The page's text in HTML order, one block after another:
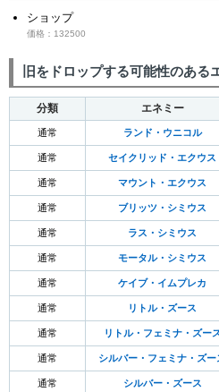
ショップ
価格：132500
旧をドロップする可能性のある
分類 エネミー
通常 ランド・ウニコル
通常 セイクリッド・エクウス
通常 マウント・エクウス
通常 ブリッツ・シミウス
通常 ラス・シミウス
通常 モータル・シミウス
通常 ケイブ・イムプレカ
通常 リトル・ズース
通常 リトル・フェミナ・ズー
通常 シルバー・フェミナ・ズー
通常 シルバー・ズース